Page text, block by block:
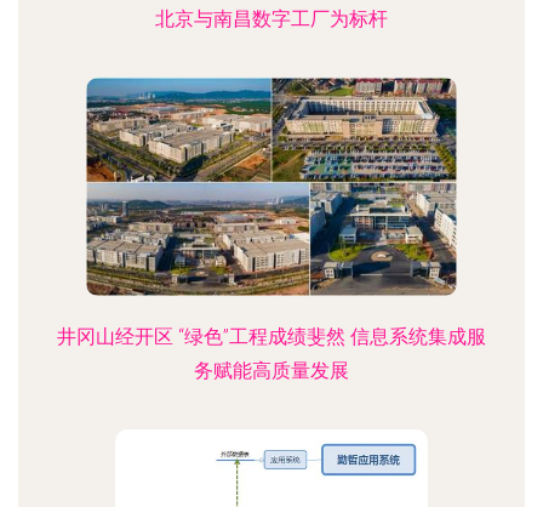
北京与南昌数字工厂为标杆
井冈山经开区 “绿色”工程成绩斐然 信息系统集成服
务赋能高质量发展